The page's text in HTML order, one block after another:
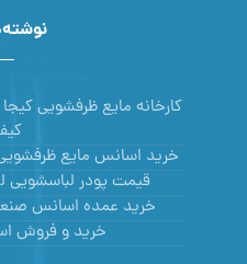
کارخانه مایع ظرفشویی
خرید اسانس مایع
قیمت پودر لباسشویی
خرید عمده اسانس
خرید و فروش